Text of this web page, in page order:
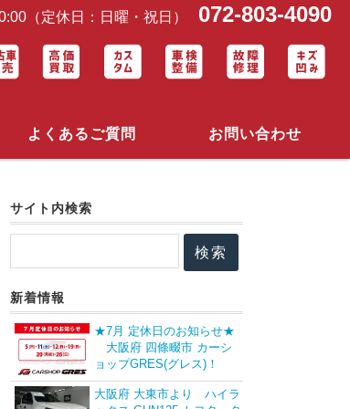
（定休日：日曜・祝日） 072-803-4090
よくあるご質問 お問い合わせ
サイト内検索
新着情報
★7月 定休日のお知らせ★
大阪府 四條畷市 カーシ
ョップGRES(グレス)！
大阪府 大東市より ハイラ